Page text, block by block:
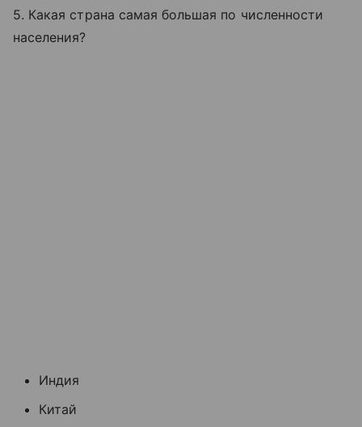
5. Какая страна самая большая по численности
населения?
Индия
Китай